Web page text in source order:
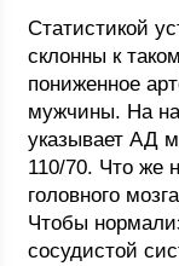
Статистикой
склонны к
пониженное
мужчины. На
указывает АД
110/70. Что же
головного
Чтобы
сосудистой